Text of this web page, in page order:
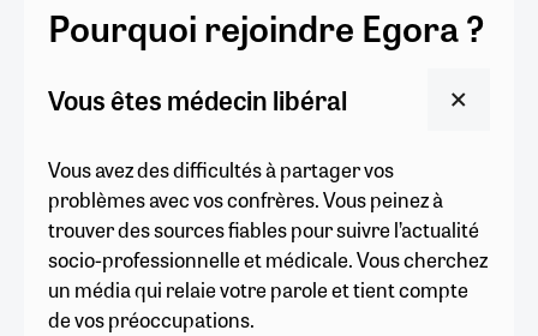
Pourquoi rejoindre Egora ?
Vous êtes médecin libéral
Vous avez des difficultés à partager vos
problèmes avec vos confrères. Vous peinez à
trouver des sources fiables pour suivre l’actualité
socio-professionnelle et médicale. Vous cherchez
un média qui relaie votre parole et tient compte
de vos préoccupations.